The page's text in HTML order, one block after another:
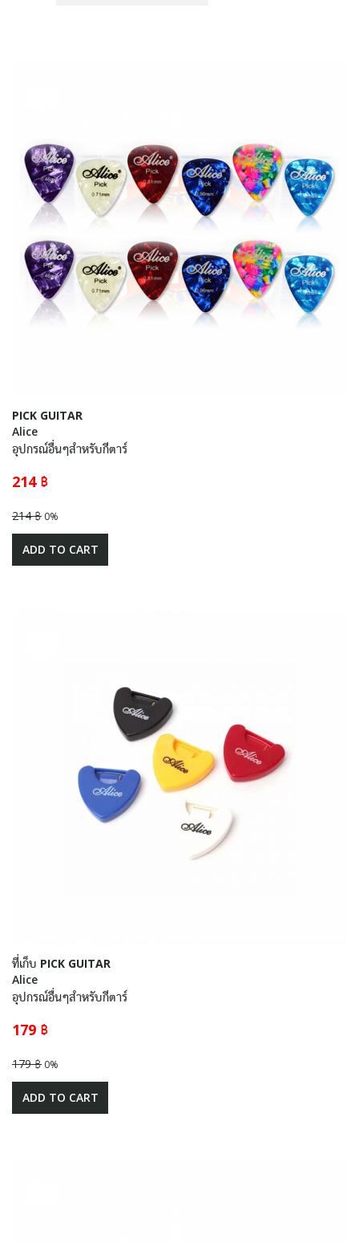
PICK GUITAR
Alice
อุปกรณ์อื่นๆสำหรับกีตาร์
214 ฿
214 ฿ 0%
ADD TO CART
ที่เก็บ PICK GUITAR
Alice
อุปกรณ์อื่นๆสำหรับกีตาร์
179 ฿
179 ฿ 0%
ADD TO CART